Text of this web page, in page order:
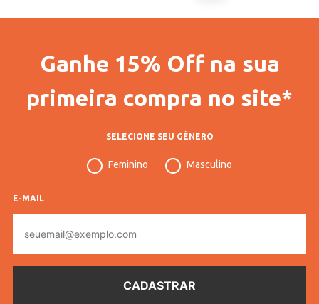
Ganhe 15% Off na sua
primeira compra no site*
SELECIONE SEU GÊNERO
Feminino Masculino
E-MAIL
mail